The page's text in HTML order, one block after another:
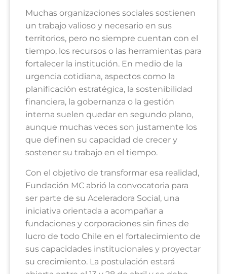
Muchas organizaciones sociales sostienen
un trabajo valioso y necesario en sus
territorios, pero no siempre cuentan con el
tiempo, los recursos o las herramientas para
fortalecer la institución. En medio de la
urgencia cotidiana, aspectos como la
planificación estratégica, la sostenibilidad
financiera, la gobernanza o la gestión
interna suelen quedar en segundo plano,
aunque muchas veces son justamente los
que definen su capacidad de crecer y
sostener su trabajo en el tiempo.
Con el objetivo de transformar esa realidad,
Fundación MC abrió la convocatoria para
ser parte de su Aceleradora Social, una
iniciativa orientada a acompañar a
fundaciones y corporaciones sin fines de
lucro de todo Chile en el fortalecimiento de
sus capacidades institucionales y proyectar
su crecimiento. La postulación estará